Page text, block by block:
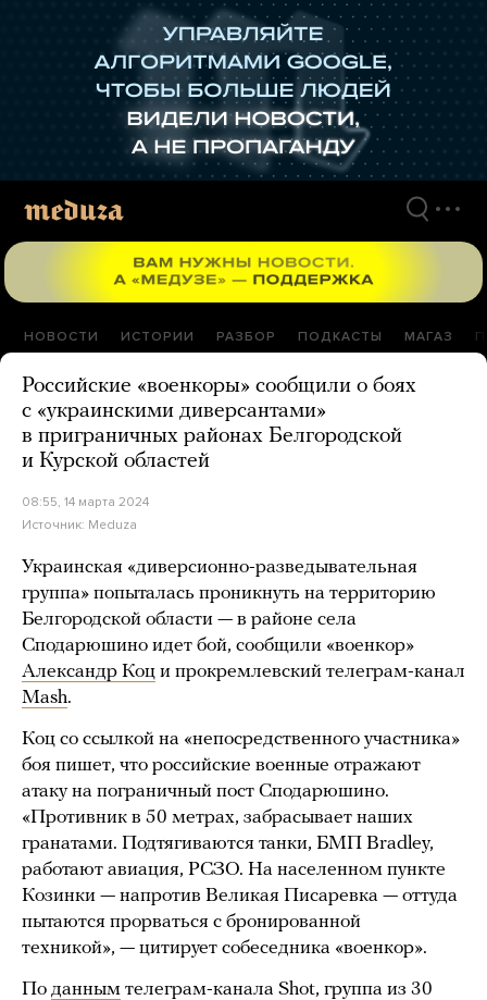
НОВОСТИ ИСТОРИИ РАЗБОР ПОДКАСТЫ МАГАЗ
Российские «военкоры» сообщили о боях
с «украинскими диверсантами»
в приграничных районах Белгородской
и Курской областей
08:55, 14 марта 2024
Источник: Meduza
Украинская «диверсионно-разведывательная
группа» попыталась проникнуть на территорию
Белгородской области — в районе села
Сподарюшино идет бой, сообщили «военкор»
Александр Коц и прокремлевский телеграм-канал
Mash.
Коц со ссылкой на «непосредственного участника»
боя пишет, что российские военные отражают
атаку на пограничный пост Сподарюшино.
«Противник в 50 метрах, забрасывает наших
гранатами. Подтягиваются танки, БМП Bradley,
работают авиация, РСЗО. На населенном пункте
Козинки — напротив Великая Писаревка — оттуда
пытаются прорваться с бронированной
техникой», — цитирует собеседника «военкор».
По данным телеграм-канала Shot, группа из 30